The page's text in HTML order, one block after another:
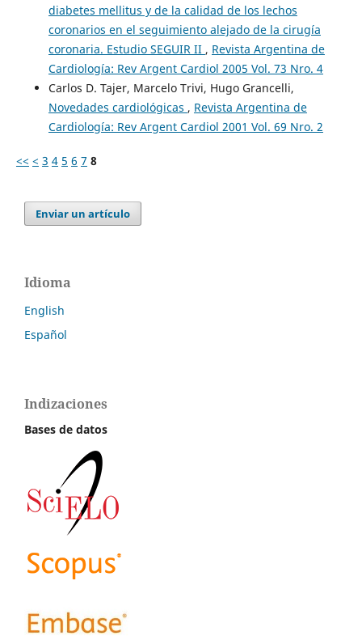
diabetes mellitus y de la calidad de los lechos
coronarios en el seguimiento alejado de la cirugía
coronaria. Estudio SEGUIR II , Revista Argentina de
Cardiología: Rev Argent Cardiol 2005 Vol. 73 Nro. 4
Carlos D. Tajer, Marcelo Trivi, Hugo Grancelli,
Novedades cardiológicas , Revista Argentina de
Cardiología: Rev Argent Cardiol 2001 Vol. 69 Nro. 2
<< < 3 4 5 6 7 8
Enviar un artículo
Idioma
English
Español
Indizaciones
Bases de datos